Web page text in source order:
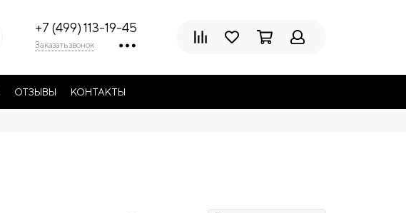
+7 (499) 113-19-45
Заказать звонок
ОТЗЫВЫ КОНТАКТЫ